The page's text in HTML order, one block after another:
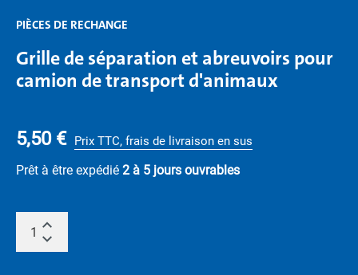
PIÈCES DE RECHANGE
Grille de séparation et abreuvoirs pour
camion de transport d'animaux
5,50 € Prix TTC, frais de livraison en sus
Prêt à être expédié 2 à 5 jours ouvrables